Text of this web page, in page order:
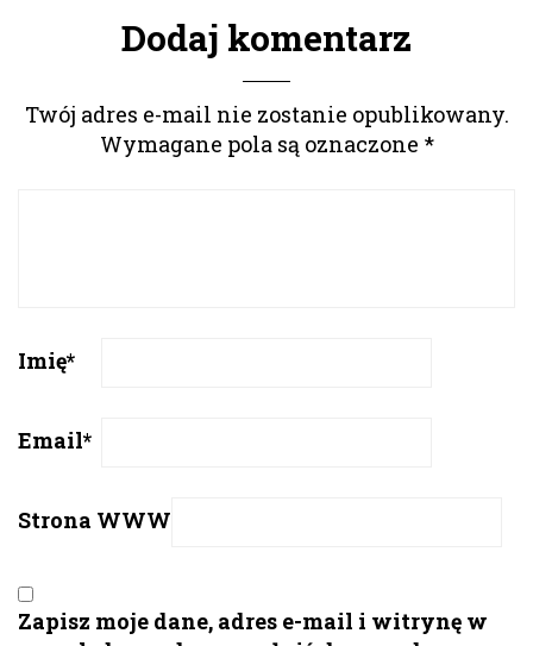
Dodaj komentarz
Twój adres e-mail nie zostanie opublikowany.
Wymagane pola są oznaczone *
Imię*
Email*
Strona WWW
Zapisz moje dane, adres e-mail i witrynę w